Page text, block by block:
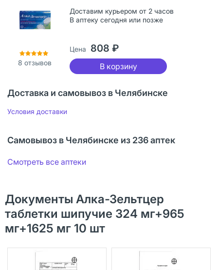
8 отзывов
Доставим курьером от 2 часов
В аптеку сегодня или позже
Цена 808 ₽
В корзину
Доставка и самовывоз в Челябинске
Условия доставки
Самовывоз в Челябинске из 236 аптек
Смотреть все аптеки
Документы Алка-Зельтцер
таблетки шипучие 324 мг+965
мг+1625 мг 10 шт